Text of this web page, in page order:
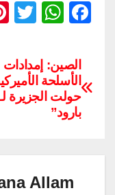
F
e
b
o
W
at
s
A
T
الصين: إمدادات
الأسلحة
حولت الجزيرة
بارود”
Allam